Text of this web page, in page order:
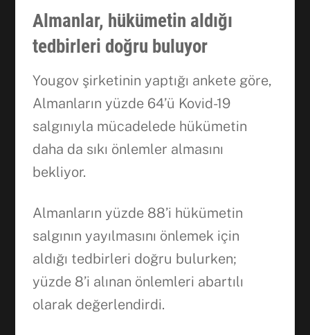
Almanlar, hükümetin aldığı
tedbirleri doğru buluyor
Yougov şirketinin yaptığı ankete göre,
Almanların yüzde 64’ü Kovid-19
salgınıyla mücadelede hükümetin
daha da sıkı önlemler almasını
bekliyor.
Almanların yüzde 88’i hükümetin
salgının yayılmasını önlemek için
aldığı tedbirleri doğru bulurken;
yüzde 8’i alınan önlemleri abartılı
olarak değerlendirdi.